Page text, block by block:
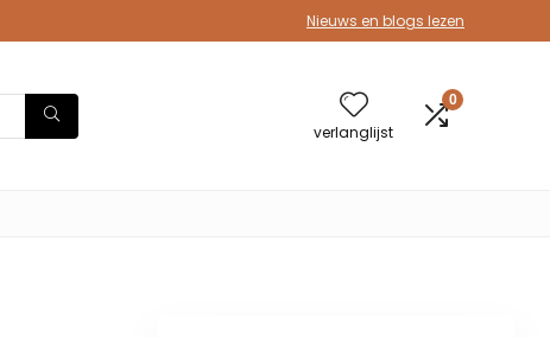
Nieuws en blogs lezen
verlanglijst
0